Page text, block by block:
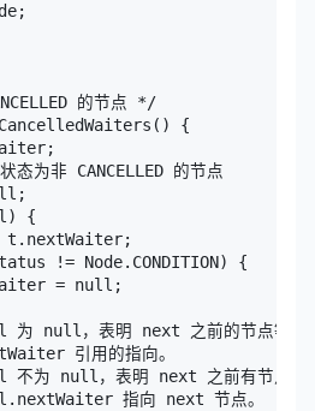
的节点 */
{
态为非 CANCELLED 的节点
{
t.nextWaiter;
!= Node.CONDITION) {
= null;
null，表明 next 之前的节点等
引用的指向。
为 null，表明 next 之前有节点
指向 next 节点。